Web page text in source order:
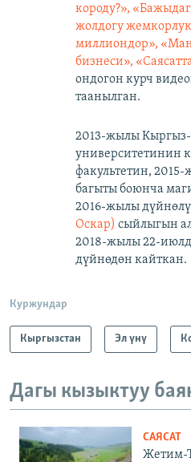
короду?»,
жолдогу
миллиондор»,
бизнеси»,
ондогон курч
таанылган.
2013-жылы Кыргыз-
университетинин
факультетин,
багыты боюнча
2016-жылы
Оскар) сыйлыгын
2018-жылы 22-
дүйнөдөн кайткан.
Куржундар
Кыргызстан Эл үнү
Дагы кызыктуу
САЯСАТ
Жетим-